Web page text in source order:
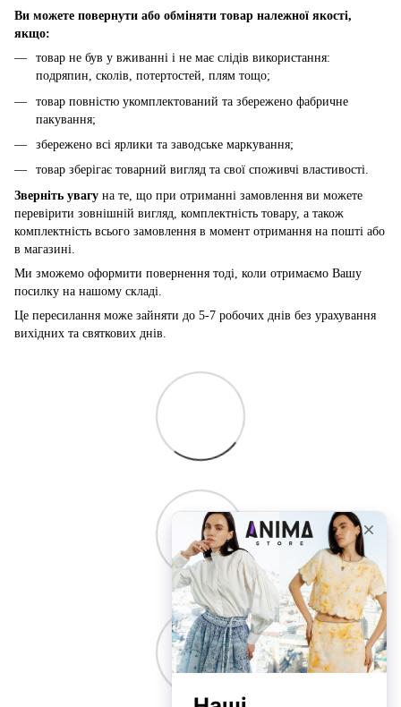
Ви можете повернути або обміняти товар належної якості,
якщо:
товар не був у вживанні і не має слідів використання:
подряпин, сколів, потертостей, плям тощо;
товар повністю укомплектований та збережено фабричне
пакування;
збережено всі ярлики та заводське маркування;
товар зберігає товарний вигляд та свої споживчі властивості.
Зверніть увагу на те, що при отриманні замовлення ви можете
перевірити зовнішній вигляд, комплектність товару, а також
комплектність всього замовлення в момент отримання на пошті або
в магазині.
Ми зможемо оформити повернення тоді, коли отримаємо Вашу
посилку на нашому складі.
Це пересилання може зайняти до 5-7 робочих днів без урахування
вихідних та святкових днів.